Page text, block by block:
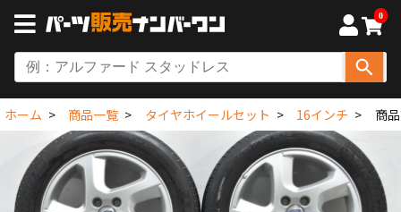
0
ホーム 商品一覧 タイヤホイールセット 16インチ 商